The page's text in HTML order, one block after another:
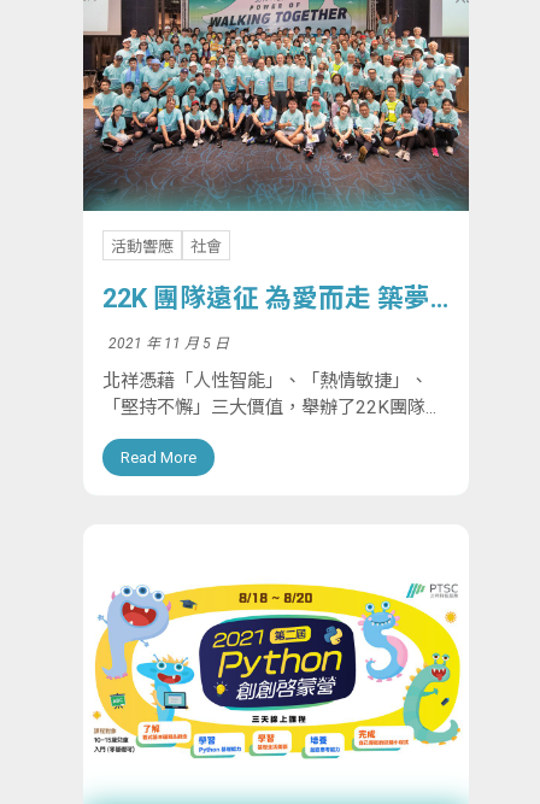
活動響應 社會
22K 團隊遠征 為愛而走 築夢
2021 年 11 月 5 日
北祥憑藉「人性智能」、「熱情敏捷」、
「堅持不懈」三大價值，舉辦了22K團隊徒
步遠征挑戰活動，並響應台北市進出口商業
同業公會的冬季慈善捐贈活動。同仁每走一
Read More